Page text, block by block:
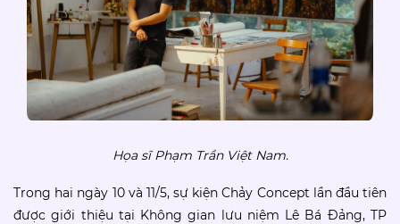
Họa sĩ Phạm Trần Việt Nam.
Trong hai ngày 10 và 11/5, sự kiện Chảy Concept lần đầu tiên
được giới thiệu tại Không gian lưu niệm Lê Bá Đảng, TP